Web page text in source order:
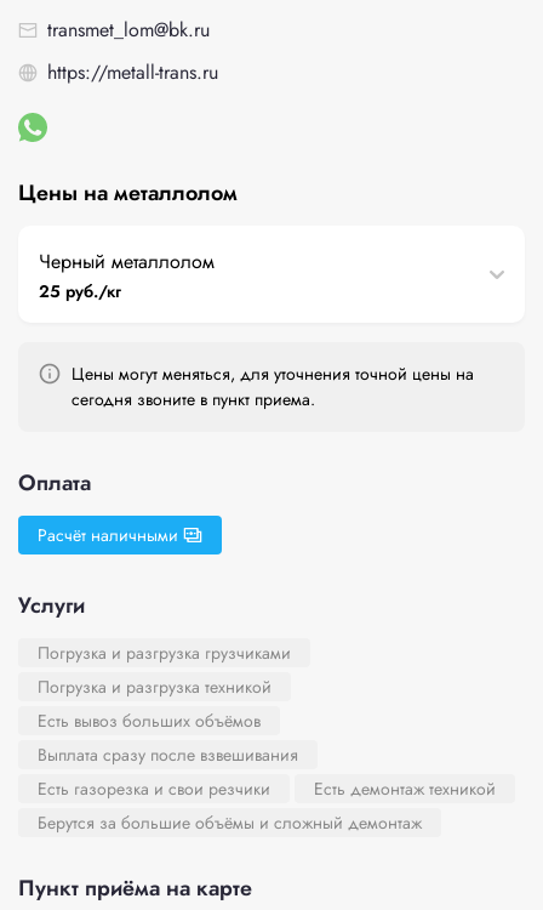
transmet_lom@bk.ru
https://metall-trans.ru
Цены на металлолом
Черный металлолом
25 руб./кг
Цены могут меняться, для уточнения точной цены на
сегодня звоните в пункт приема.
Оплата
Расчёт наличными
Услуги
Погрузка и разгрузка грузчиками
Погрузка и разгрузка техникой
Есть вывоз больших объёмов
Выплата сразу после взвешивания
Есть газорезка и свои резчики
Есть демонтаж техникой
Берутся за большие объёмы и сложный демонтаж
Пункт приёма на карте